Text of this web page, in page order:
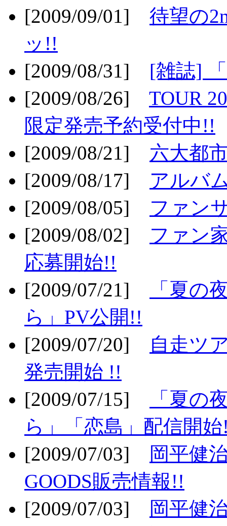
[2009/09/01] 待望の
ッ!!
[2009/08/31] [雑誌]
[2009/08/26] TOUR
限定発売予約受付中!!
[2009/08/21] 六大都
[2009/08/17] アルバ
[2009/08/05] ファン
[2009/08/02] ファン
応募開始!!
[2009/07/21]
「夏の
ら」PV公開!!
[2009/07/20]
自走ツ
発売開始 !!
[2009/07/15]
「夏の
ら」「恋島」配信開
[2009/07/03]
岡平健
GOODS販売情報!!
[2009/07/03]
岡平健